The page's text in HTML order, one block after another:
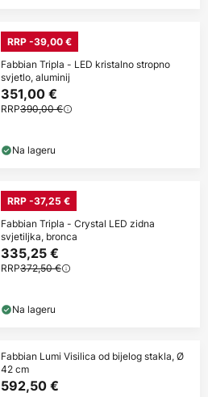
RRP -39,00 €
Fabbian Tripla - LED kristalno stropno
svjetlo, aluminij
351,00 €
RRP390,00 €
Na lageru
RRP -37,25 €
Fabbian Tripla - Crystal LED zidna
svjetiljka, bronca
335,25 €
RRP372,50 €
Na lageru
Fabbian Lumi Visilica od bijelog stakla, Ø
42 cm
592,50 €